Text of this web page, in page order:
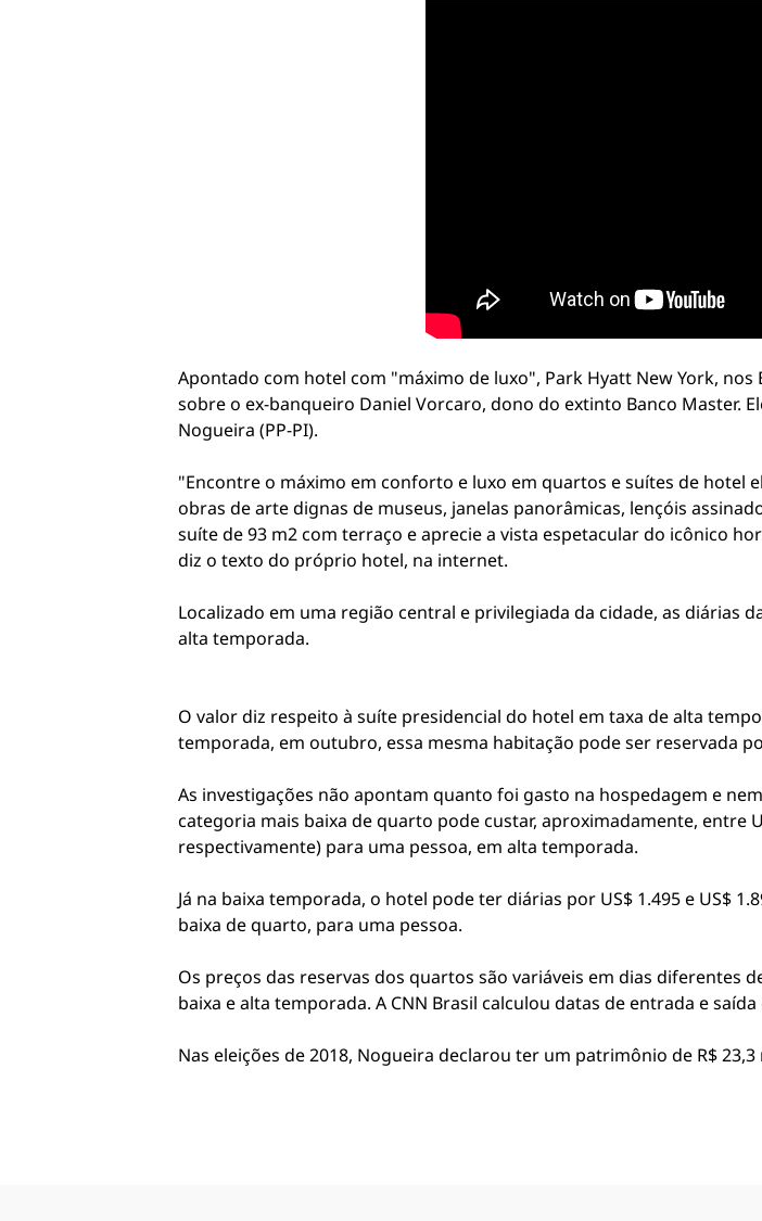
Apontado com hotel com "máximo de luxo", Park Hyatt New York,
sobre o ex-banqueiro Daniel Vorcaro, dono do extinto Banco Master.
Nogueira (PP-PI).
"Encontre o máximo em conforto e luxo em quartos e suítes de hotel
obras de arte dignas de museus, janelas panorâmicas, lençóis
suíte de 93 m2 com terraço e aprecie a vista espetacular do icônico
diz o texto do próprio hotel, na internet.
Localizado em uma região central e privilegiada da cidade, as diárias
alta temporada.
O valor diz respeito à suíte presidencial do hotel em taxa de alta
temporada, em outubro, essa mesma habitação pode ser reservada
As investigações não apontam quanto foi gasto na hospedagem e
categoria mais baixa de quarto pode custar, aproximadamente, entre
respectivamente) para uma pessoa, em alta temporada.
Já na baixa temporada, o hotel pode ter diárias por US$ 1.495 e US$
baixa de quarto, para uma pessoa.
Os preços das reservas dos quartos são variáveis em dias diferentes
baixa e alta temporada. A CNN Brasil calculou datas de entrada e
Nas eleições de 2018, Nogueira declarou ter um patrimônio de R$ 23,3